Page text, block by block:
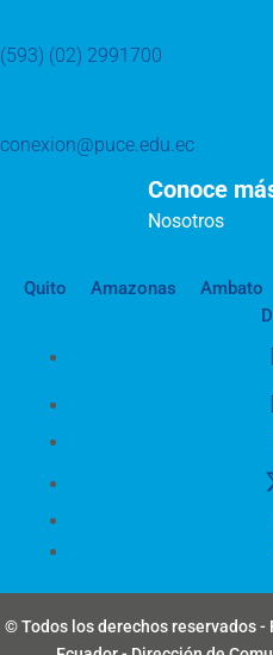
(593) (02) 2991700
conexion@puce.edu.ec
Conoce
Nosotros
Quito Amazonas Ambato
© Todos los derechos reservados